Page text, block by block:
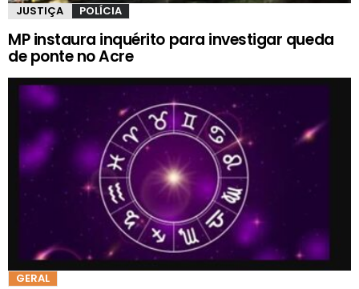
JUSTIÇA POLÍCIA
MP instaura inquérito para investigar queda
de ponte no Acre
GERAL